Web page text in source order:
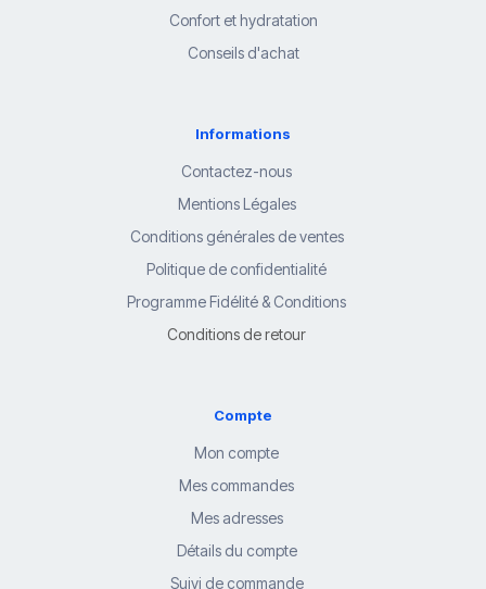
Confort et hydratation
Conseils d'achat
Informations
Contactez-nous
Mentions Légales
Conditions générales de ventes
Politique de confidentialité
Programme Fidélité & Conditions
Conditions de retour
Compte
Mon compte
Mes commandes
Mes adresses
Détails du compte
Suivi de commande